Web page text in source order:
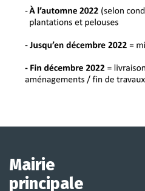
Mairie
principale